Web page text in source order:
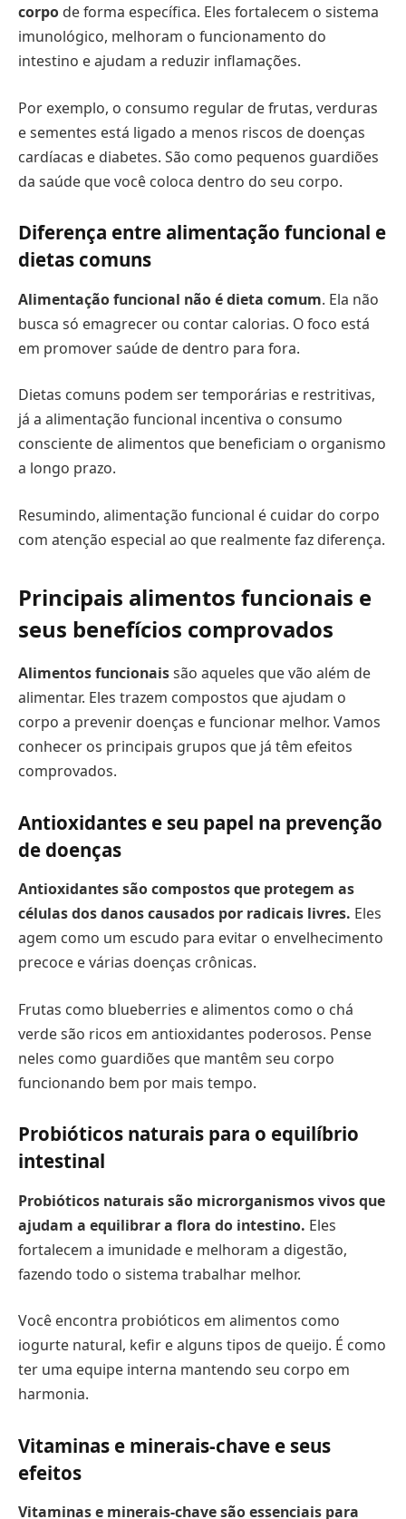
corpo de forma específica. Eles fortalecem o sistema
imunológico, melhoram o funcionamento do
intestino e ajudam a reduzir inflamações.
Por exemplo, o consumo regular de frutas, verduras
e sementes está ligado a menos riscos de doenças
cardíacas e diabetes. São como pequenos guardiões
da saúde que você coloca dentro do seu corpo.
Diferença entre alimentação funcional e
dietas comuns
Alimentação funcional não é dieta comum. Ela não
busca só emagrecer ou contar calorias. O foco está
em promover saúde de dentro para fora.
Dietas comuns podem ser temporárias e restritivas,
já a alimentação funcional incentiva o consumo
consciente de alimentos que beneficiam o organismo
a longo prazo.
Resumindo, alimentação funcional é cuidar do corpo
com atenção especial ao que realmente faz diferença.
Principais alimentos funcionais e
seus benefícios comprovados
Alimentos funcionaissão aqueles que vão além de
alimentar. Eles trazem compostos que ajudam o
corpo a prevenir doenças e funcionar melhor. Vamos
conhecer os principais grupos que já têm efeitos
comprovados.
Antioxidantes e seu papel na prevenção
de doenças
Antioxidantes são compostos que protegem as
células dos danos causados por radicais livres. Eles
agem como um escudo para evitar o envelhecimento
precoce e várias doenças crônicas.
Frutas como blueberries e alimentos como o chá
verde são ricos em antioxidantes poderosos. Pense
neles como guardiões que mantêm seu corpo
funcionando bem por mais tempo.
Probióticos naturais para o equilíbrio
intestinal
Probióticos naturais são microrganismos vivos que
ajudam a equilibrar a flora do intestino. Eles
fortalecem a imunidade e melhoram a digestão,
fazendo todo o sistema trabalhar melhor.
Você encontra probióticos em alimentos como
iogurte natural, kefir e alguns tipos de queijo. É como
ter uma equipe interna mantendo seu corpo em
harmonia.
Vitaminas e minerais-chave e seus
efeitos
Vitaminas e minerais-chave são essenciais para